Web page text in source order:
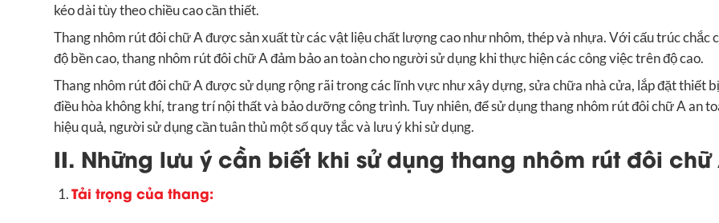
kéo dài tùy theo chiều cao cần thiết.
Thang nhôm rút đôi chữ A được sản xuất từ các vật liệu chất lượng cao như nhôm, thép và nhựa. Với cấu trúc chắc
độ bền cao, thang nhôm rút đôi chữ A đảm bảo an toàn cho người sử dụng khi thực hiện các công việc trên độ cao.
Thang nhôm rút đôi chữ A được sử dụng rộng rãi trong các lĩnh vực như xây dựng, sửa chữa nhà cửa, lắp đặt thiết
điều hòa không khí, trang trí nội thất và bảo dưỡng công trình. Tuy nhiên, để sử dụng thang nhôm rút đôi chữ A an
hiệu quả, người sử dụng cần tuân thủ một số quy tắc và lưu ý khi sử dụng.
II. Những lưu ý cần biết khi sử dụng thang nhôm rút đôi chữ
Tải trọng của thang: